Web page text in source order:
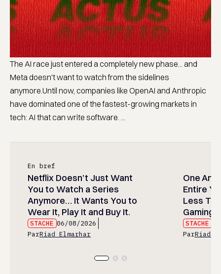
The AI race just entered a completely new phase... and
Meta doesn't want to watch from the sidelines
anymore.Until now, companies like OpenAI and Anthropic
have dominated one of the fastest-growing markets in
tech: AI that can write software. ...
En bref
Netflix Doesn’t Just Want
You to Watch a Series
Anymore… It Wants You to
Wear It, Play It and Buy It.
STACHE 06/08/2026
ParRiad Elmarhar
One
Entire
Less
Gaming
STACHE
ParRiad